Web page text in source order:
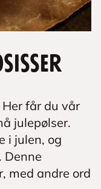
får du vår
julepølser.
i julen, og
Denne
med andre ord